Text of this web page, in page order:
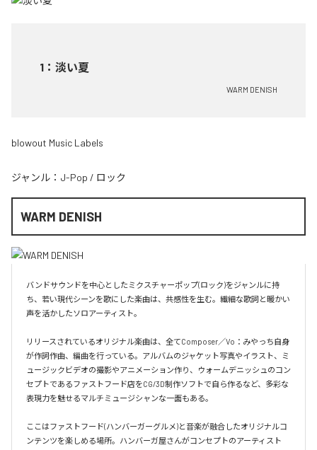
1 ： 淡い夏
WARM DENISH
blowout Music Labels
ジャンル： J-Pop / ロック
WARM DENISH
バンドサウンドを中心としたミクスチャーポップ(ロック)をジャンルに持
ち、若い現代シーンを歌にした楽曲は、共感性を生む。繊細な歌詞と暖かい
声を活かしたソロアーティスト。
リリースされているオリジナル楽曲は、全てComposer／Vo：みやっち自身
が作詞作曲、編曲を行っている。アルバムのジャケット写真やイラスト、ミ
ュージックビデオの撮影やアニメーション作り、ウォームデニッシュのコン
セプトであるファストフード店をCG/3D制作ソフトで自ら作るなど、多彩な
表現力を魅せるマルチミュージシャンな一面もある。
ここはファストフード(ハンバーガーグルメ)と音楽が融合したオリジナルコ
ンテンツを楽しめる場所。ハンバーガ屋さんがコンセプトのアーティスト